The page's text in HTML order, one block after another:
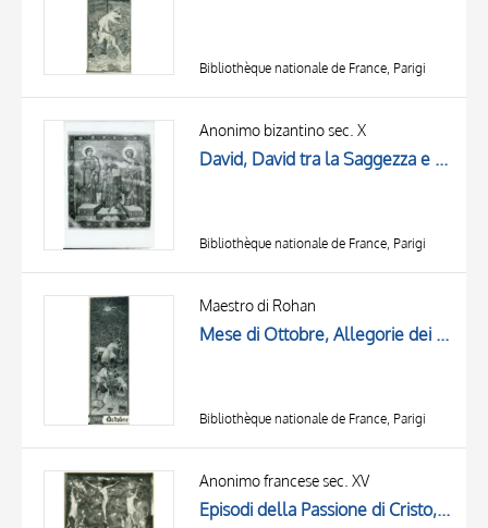
Bibliothèque nationale de France, Parigi
Anonimo bizantino sec. X
David, David tra la Saggezza e la Profezia, Cornice con motivi decorativi geometrici
Bibliothèque nationale de France, Parigi
Maestro di Rohan
Mese di Ottobre, Allegorie dei mesi
Bibliothèque nationale de France, Parigi
Anonimo francese sec. XV
Episodi della Passione di Cristo, Crocifissione di Cristo